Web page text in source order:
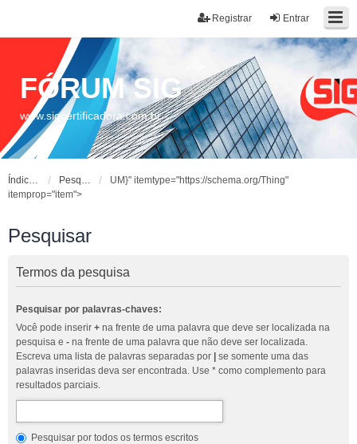
Entrar
Registrar
FÓRUM SIG
www.sigcertificadora.com.br
Índice do fórum Pesquisar
UM}" itemtype="https://schema.org/Thing"
itemprop="item">
Pesquisar
Termos da pesquisa
Pesquisar por palavras-chaves:
Você pode inserir + na frente de uma palavra que deve ser localizada na
pesquisa e - na frente de uma palavra que não deve ser localizada.
Escreva uma lista de palavras separadas por
se somente uma das
palavras inseridas deva ser encontrada. Use * como complemento para
resultados parciais.
Pesquisar por todos os termos escritos